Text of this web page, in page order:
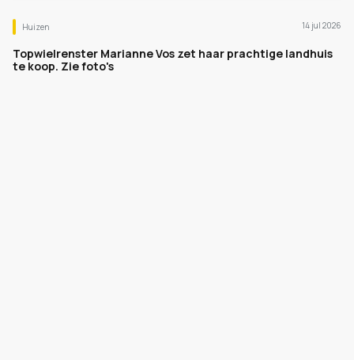
Huizen 14 jul 2026
Topwielrenster Marianne Vos zet haar prachtige landhuis
te koop. Zie foto's